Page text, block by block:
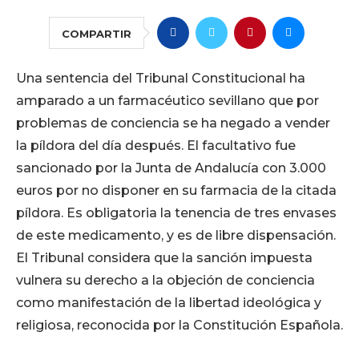
COMPARTIR
Una sentencia del Tribunal Constitucional ha
amparado a un farmacéutico sevillano que por
problemas de conciencia se ha negado a vender
la píldora del día después. El facultativo fue
sancionado por la Junta de Andalucía con 3.000
euros por no disponer en su farmacia de la citada
píldora. Es obligatoria la tenencia de tres envases
de este medicamento, y es de libre dispensación.
El Tribunal considera que la sanción impuesta
vulnera su derecho a la objeción de conciencia
como manifestación de la libertad ideológica y
religiosa, reconocida por la Constitución Española.